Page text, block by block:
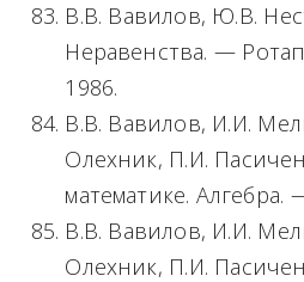
В.В. Вавилов, Ю.В.
Неравенства. —
1986.
В.В. Вавилов, И.И.
Олехник, П.И.
математике. Алгебра.
В.В. Вавилов, И.И.
Олехник, П.И.